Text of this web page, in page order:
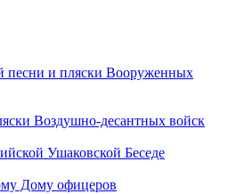
песни и пляски Вооруженных
Воздушно-десантных войск
Ушаковской Беседе
Дому офицеров